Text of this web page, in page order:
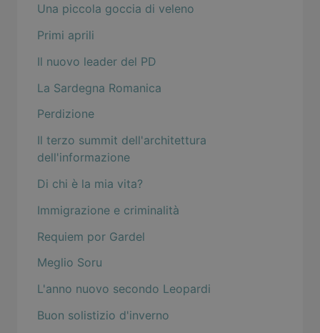
Una piccola goccia di veleno
Primi aprili
Il nuovo leader del PD
La Sardegna Romanica
Perdizione
Il terzo summit dell'architettura
dell'informazione
Di chi è la mia vita?
Immigrazione e criminalità
Requiem por Gardel
Meglio Soru
L'anno nuovo secondo Leopardi
Buon solistizio d'inverno